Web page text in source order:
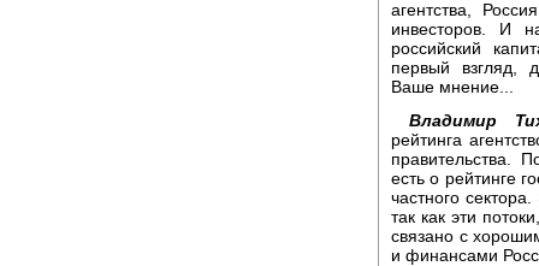
агентства,
инвесторов. И
российский
первый взгляд,
Ваше мнение...
Владимир
рейтинга
правительства.
есть о рейтинге
частного
так как эти
связано с
и финансами